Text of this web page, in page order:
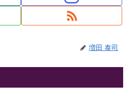
増田 泰司